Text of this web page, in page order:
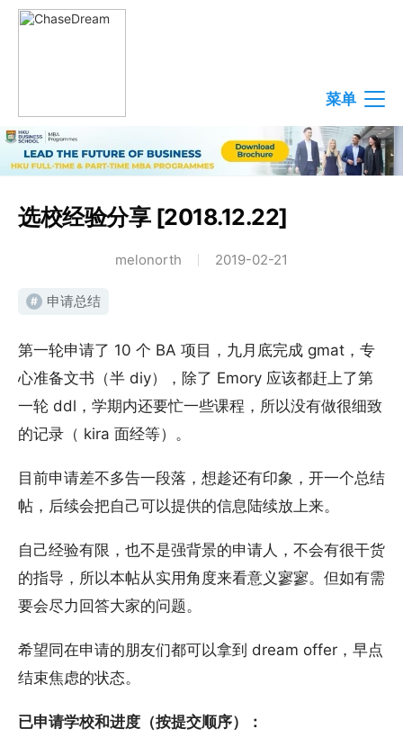
菜单
选校经验分享 [2018.12.22]
melonorth 2019-02-21
# 申请总结
第一轮申请了 10 个 BA 项目，九月底完成 gmat，专
心准备文书（半 diy），除了 Emory 应该都赶上了第
一轮 ddl，学期内还要忙一些课程，所以没有做很细致
的记录（ kira 面经等）。
目前申请差不多告一段落，想趁还有印象，开一个总结
帖，后续会把自己可以提供的信息陆续放上来。
自己经验有限，也不是强背景的申请人，不会有很干货
的指导，所以本帖从实用角度来看意义寥寥。但如有需
要会尽力回答大家的问题。
希望同在申请的朋友们都可以拿到 dream offer，早点
结束焦虑的状态。
已申请学校和进度（按提交顺序）：